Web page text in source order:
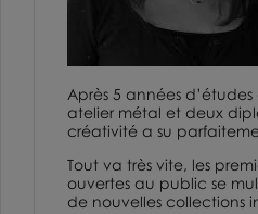
Après 5 années d’études
atelier métal et deux
créativité a su
Tout va très vite, les
ouvertes au public se
de nouvelles collections